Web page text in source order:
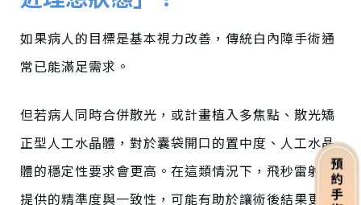
如果病人的目標是基本視力改善，傳統白內障手術通
常已能滿足需求。
但若病人同時合併散光，或計畫植入多焦點、散光矯
正型人工水晶體，對於囊袋開口的置中度、人工水晶
體的穩定性要求會更高。在這類情況下，飛秒雷射所
提供的精準度與一致性，可能有助於讓術後結果更貼